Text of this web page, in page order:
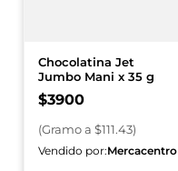
Chocolatina Jet
Jumbo Mani x 35 g
$3900
(Gramoa $111.43)
Vendido por:Mercacentro